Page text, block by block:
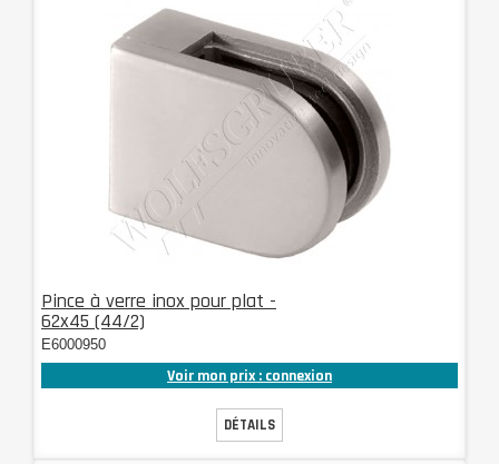
Pince à verre inox pour plat -
62x45 (44/2)
E6000950
Voir mon prix : connexion
DÉTAILS